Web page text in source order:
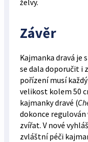
želvy.
Závěr
Kajmanka dravá je
se dala doporučit i
pořízení musí
velikost kolem 50
kajmanky dravé (
dokonce regulován
zvířat. V nové
zvláštní péči